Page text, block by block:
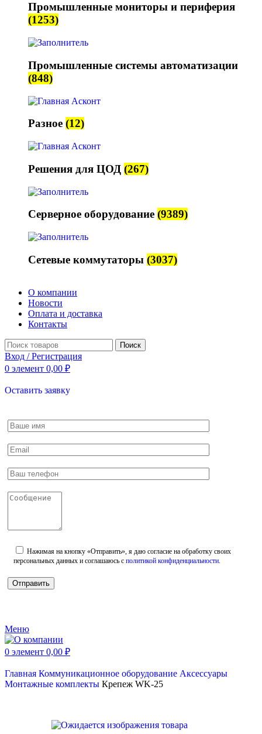
Промышленные мониторы и периферия
(1253)
Промышленные системы автоматизации
(848)
Разное (12)
Решения для ЦОД (267)
Серверное оборудование (9389)
Сетевые коммутаторы (3037)
О компании
Новости
Оплата и доставка
Контакты
Поиск
Вход / Регистрация
0 элемент 0,00 ₽
Оставить заявку
Нажимая на кнопку «Отправить», я даю согласие на обработку своих
персональных данных и соглашаюсь с политикой конфиденциальности.
Меню
0 элемент 0,00 ₽
Главная Коммуникационное оборудование Аксессуары
Монтажные комплекты Крепеж WK-25